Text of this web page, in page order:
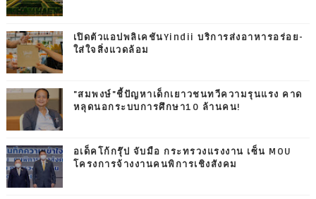
เปิดตัวแอปพลิเคชันYindii บริการส่งอาหารอร่อย-
ใส่ใจสิ่งแวดล้อม
"สมพงษ์"ชี้ปัญหาเด็กเยาวชนทวีความรุนแรง คาด
หลุดนอกระบบการศึกษา10 ล้านคน!
อเด็คโก้กรุ๊ป จับมือ กระทรวงแรงงาน เซ็น MOU
โครงการจ้างงานคนพิการเชิงสังคม